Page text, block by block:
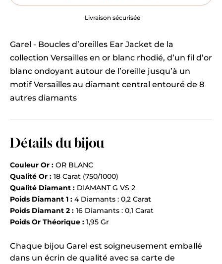
Livraison sécurisée
Garel - Boucles d’oreilles Ear Jacket de la
collection Versailles en or blanc rhodié, d’un fil d’or
blanc ondoyant autour de l’oreille jusqu’à un
motif Versailles au diamant central entouré de 8
autres diamants
Détails du bijou
Couleur Or : OR BLANC
Qualité Or : 18 Carat (750/1000)
Qualité Diamant : DIAMANT G VS 2
Poids Diamant 1 : 4 Diamants : 0,2 Carat
Poids Diamant 2 : 16 Diamants : 0,1 Carat
Poids Or Théorique : 1,95 Gr
Chaque bijou Garel est soigneusement emballé
dans un écrin de qualité avec sa carte de